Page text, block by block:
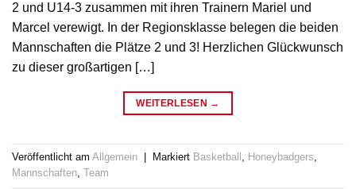
2 und U14-3 zusammen mit ihren Trainern Mariel und
Marcel verewigt. In der Regionsklasse belegen die beiden
Mannschaften die Plätze 2 und 3! Herzlichen Glückwunsch
zu dieser großartigen […]
WEITERLESEN →
Veröffentlicht am Allgemein Markiert Basketball , Honeybadgers,
Mannschaften, Team